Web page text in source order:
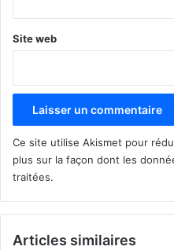
Site web
Ce site utilise Akismet pour
plus sur la façon dont les
traitées.
Articles similaires